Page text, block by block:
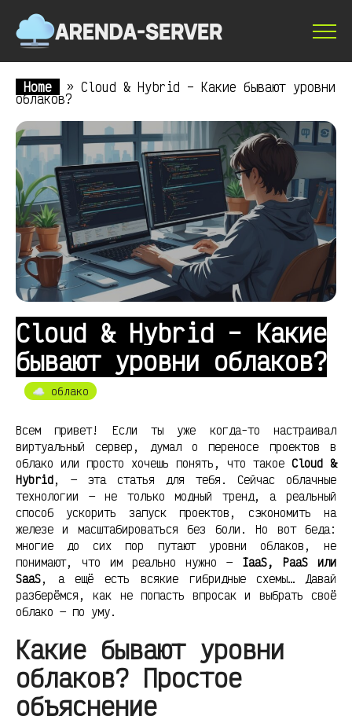
Home » Cloud & Hybrid – Какие бывают уровни
облаков?
Cloud & Hybrid – Какие
бывают уровни облаков?
☁︎ облако
Всем привет! Если ты уже когда-то настраивал
виртуальный сервер, думал о переносе проектов в
облако или просто хочешь понять, что такое Cloud &
Hybrid, — эта статья для тебя. Сейчас облачные
технологии — не только модный тренд, а реальный
способ ускорить запуск проектов, сэкономить на
железе и масштабироваться без боли. Но вот беда:
многие до сих пор путают уровни облаков, не
понимают, что им реально нужно — IaaS, PaaS или
SaaS, а ещё есть всякие гибридные схемы… Давай
разберёмся, как не попасть впросак и выбрать своё
облако — по уму.
Какие бывают уровни
облаков? Простое
объяснение